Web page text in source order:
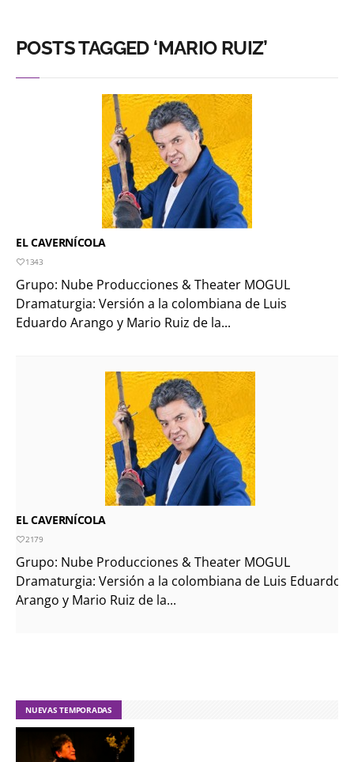
POSTS TAGGED ‘MARIO RUIZ’
EL CAVERNÍCOLA
1343
Grupo: Nube Producciones & Theater MOGUL
Dramaturgia: Versión a la colombiana de Luis
Eduardo Arango y Mario Ruiz de la...
EL CAVERNÍCOLA
2179
Grupo: Nube Producciones & Theater MOGUL
Dramaturgia: Versión a la colombiana de Luis Eduardo
Arango y Mario Ruiz de la...
NUEVAS TEMPORADAS